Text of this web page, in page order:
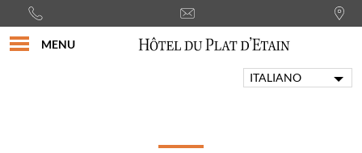
MENU
ITALIANO